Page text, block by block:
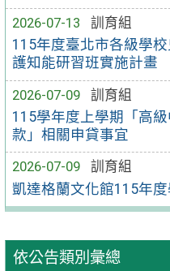
2026-07-13
訓育組
115年度臺北市各級學
護知能研習班實施計畫
2026-07-09
訓育組
115學年度上學期「高
款」相關申貸事宜
2026-07-09
訓育組
凱達格蘭文化館115年
依公告類別彙總